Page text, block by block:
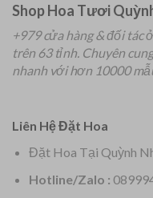
Shop Hoa Tươi
+979 cửa hàng & đối tác
trên 63 tỉnh. Chuyên
nhanh với hơn 10000
Liên Hệ Đặt Hoa
Đặt Hoa Tại Quỳnh
Hotline/Zalo :